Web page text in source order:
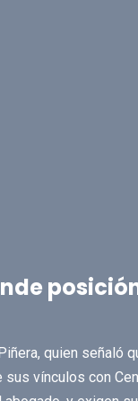
quien señaló
vínculos con